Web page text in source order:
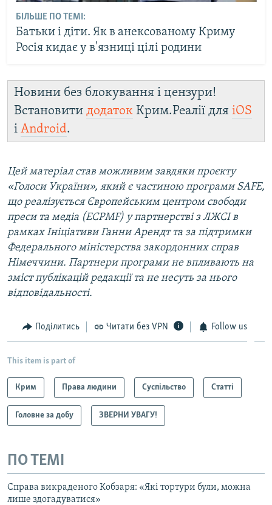
БІЛЬШЕ ПО ТЕМІ:
Батьки і діти. Як в анексованому Криму
Росія кидає у в'язниці цілі родини
Новини без блокування і цензури!
Встановити додаток Крим.Реалії для iOS
і Android.
Цей матеріал став можливим завдяки проєкту
«Голоси України», який є частиною програми SAFE,
що реалізується Європейським центром свободи
преси та медіа (ECPMF) у партнерстві з ЛЖСІ в
рамках Ініціативи Ганни Арендт та за підтримки
Федерального міністерства закордонних справ
Німеччини. Партнери програми не впливають на
зміст публікацій редакції та не несуть за нього
відповідальності.
Поділитись Читати без VPN Follow us
This item is part of
Крим Права людини Суспільство Статті
Головне за добу ЗВЕРНИ УВАГУ!
ПО ТЕМІ
Справа викраденого Кобзаря: «Які тортури були, можна
лише здогадуватися»